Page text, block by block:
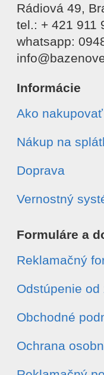
Rádiová 49,
tel.: + 421 911
whatsapp:
Informácie
Ako nakupovať
Nákup na
Doprava
Vernostný
Formuláre a
Reklamačný
Odstúpenie od
Obchodné
Ochrana